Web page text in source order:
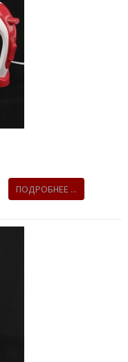
ПОДРОБНЕЕ ...